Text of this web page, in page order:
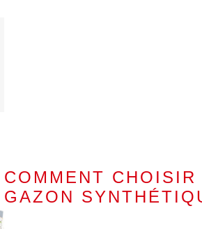
COMMENT CHOISIR
GAZON